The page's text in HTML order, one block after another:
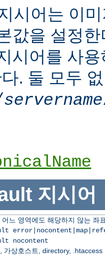
시어는 이
값을 설정
시어를 사
. 둘 모두
servername
지시어
어느 영역에도 해당하지 않는 좌
nocontent
가상호스트, directory, .htaccess